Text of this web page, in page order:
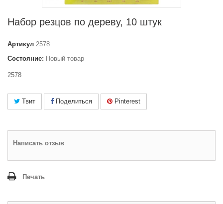
Набор резцов по дереву, 10 штук
Артикул 2578
Состояние: Новый товар
2578
Твит Поделиться Pinterest
Написать отзыв
Печать